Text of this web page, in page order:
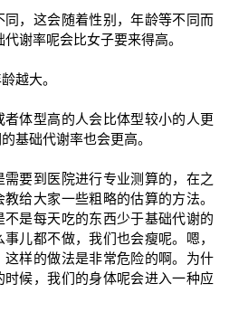
，这会随着性别，年龄等不同而
谢率呢会比女子要来得高。
越大。
体型高的人会比体型较小的人更
基础代谢率也会更高。
要到医院进行专业测算的，在之
给大家一些粗略的估算的方法。
是每天吃的东西少于基础代谢的
儿都不做，我们也会瘦呢。嗯，
样的做法是非常危险的啊。为什
候，我们的身体呢会进入一种应